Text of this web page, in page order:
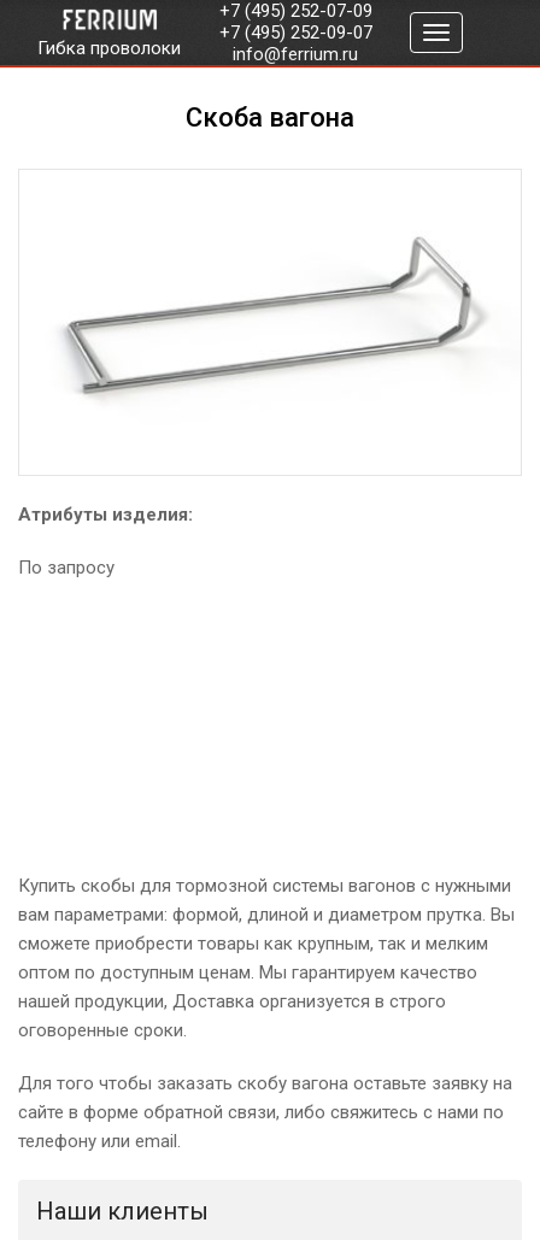
Гибка проволоки
+7 (495) 252-07-09
+7 (495) 252-09-07
info@ferrium.ru
Скоба вагона
Атрибуты изделия:
По запросу
Купить скобы для тормозной системы вагонов с нужными
вам параметрами: формой, длиной и диаметром прутка. Вы
сможете приобрести товары как крупным, так и мелким
оптом по доступным ценам. Мы гарантируем качество
нашей продукции, Доставка организуется в строго
оговоренные сроки.
Для того чтобы заказать скобу вагона оставьте заявку на
сайте в форме обратной связи, либо свяжитесь с нами по
телефону или email.
Наши клиенты